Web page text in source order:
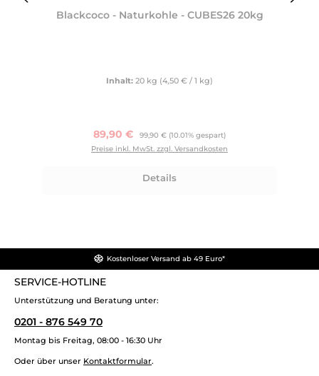
Blackcoco - Naturkohle - CUBES26 20kg
Inhalt: 20 kg (4,50 € / 1 kg)
Verkaufspreis:
89,90 € Regulärer Preis:
99,90 € (10.01% gespart)
Preise inkl. MwSt. zzgl. Versandkosten
Details
Kostenloser Versand ab 49 Euro*
SERVICE-HOTLINE
Unterstützung und Beratung unter:
0201 - 876 549 70
Montag bis Freitag, 08:00 - 16:30 Uhr
Oder über unser Kontaktformular.